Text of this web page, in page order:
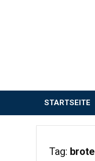
STARTSEITE
Tag: brote